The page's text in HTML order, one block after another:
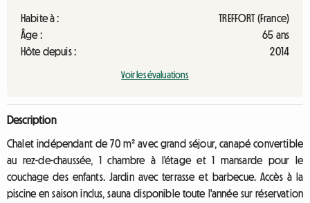
Habite à :
TREFFORT (France)
Âge :
65 ans
Hôte depuis :
2014
Voir les évaluations
Description
Chalet indépendant de 70 m² avec grand séjour, canapé convertible
au rez-de-chaussée, 1 chambre à l'étage et 1 mansarde pour le
couchage des enfants. Jardin avec terrasse et barbecue. Accès à la
piscine en saison inclus, sauna disponible toute l'année sur réservation